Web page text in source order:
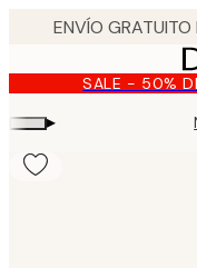
content.SALE - 50%
▸